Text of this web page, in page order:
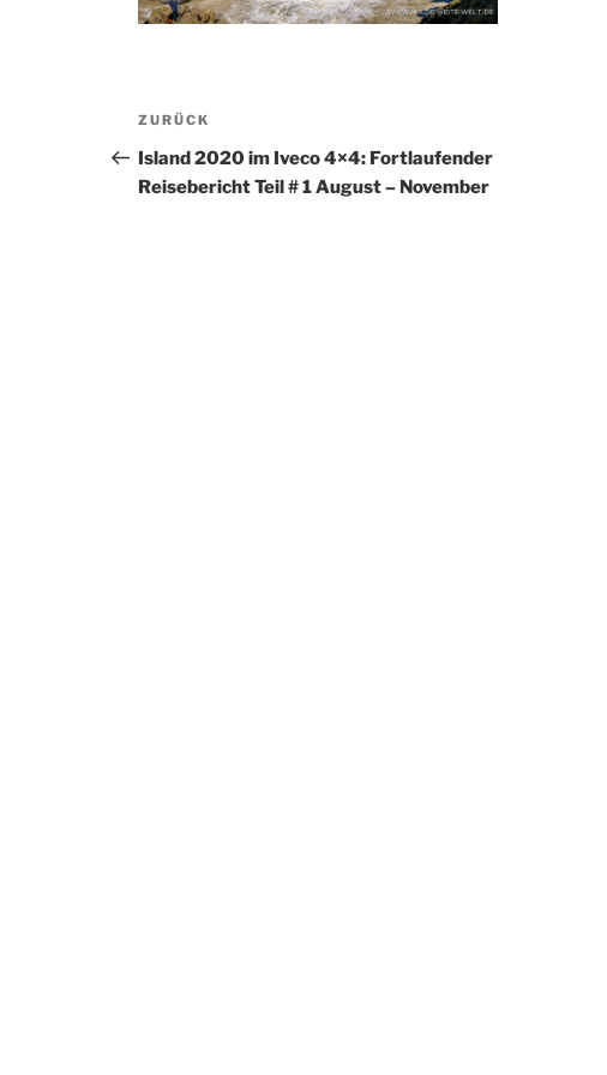
Beitragsnavigation
Vorheriger
Beitrag
ZURÜCK
Island 2020 im Iveco 4×4: Fortlaufender
Reisebericht Teil # 1 August – November